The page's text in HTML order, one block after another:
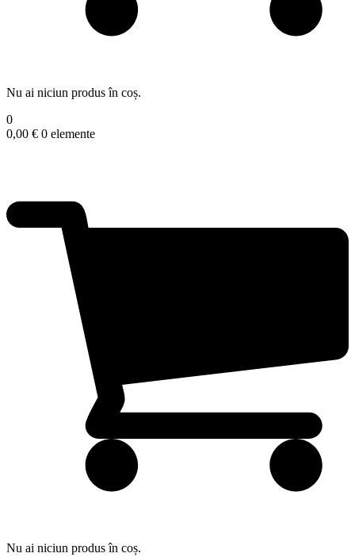
Nu ai niciun produs în coș.
0
0,00 € 0 elemente
Nu ai niciun produs în coș.